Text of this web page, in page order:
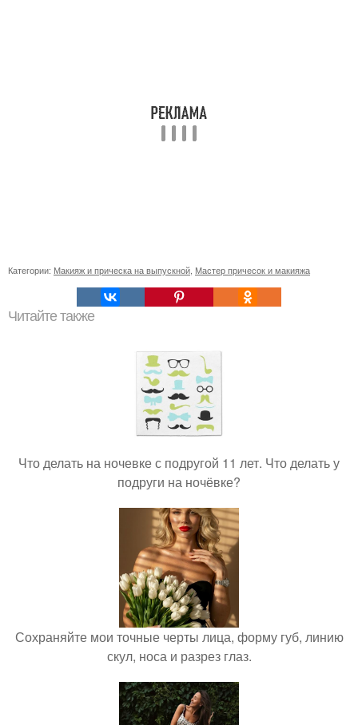
Категории: Макияж и прическа на выпускной Мастер причесок и макияжа
Читайте также
Что делать на ночевке с подругой 11 лет. Что делать у
подруги на ночёвке?
Сохраняйте мои точные черты лица, форму губ, линию
скул, носа и разрез глаз.